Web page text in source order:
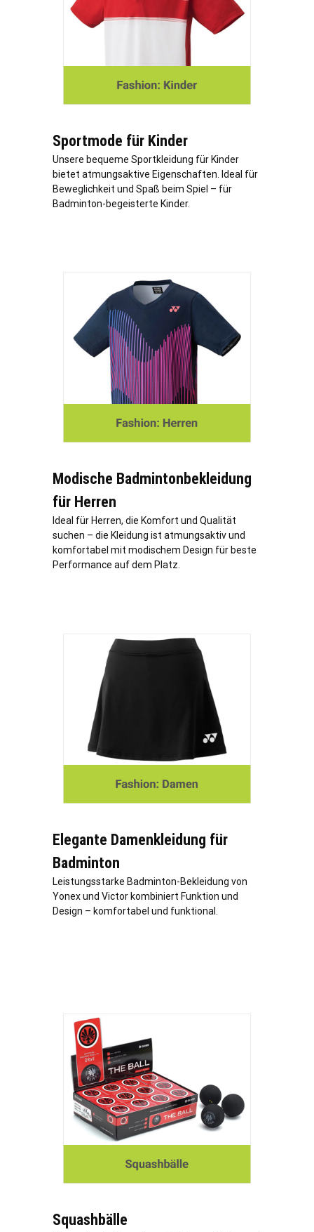
Sportmode für Kinder
Unsere bequeme Sportkleidung für Kinder
bietet atmungsaktive Eigenschaften. Ideal für
Beweglichkeit und Spaß beim Spiel – für
Badminton-begeisterte Kinder.
Modische Badmintonbekleidung
für Herren
Ideal für Herren, die Komfort und Qualität
suchen – die Kleidung ist atmungsaktiv und
komfortabel mit modischem Design für beste
Performance auf dem Platz.
Elegante Damenkleidung für
Badminton
Leistungsstarke Badminton-Bekleidung von
Yonex und Victor kombiniert Funktion und
Design – komfortabel und funktional.
Squashbälle